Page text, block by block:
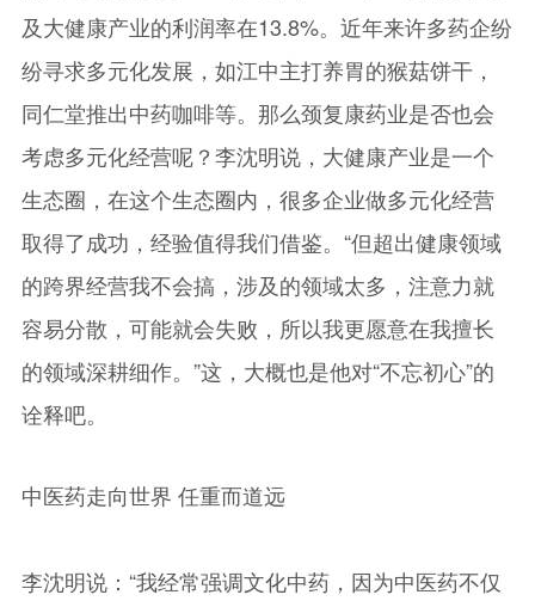
及大健康产业的利润率在13.8%。近年来许多药企纷
纷寻求多元化发展，如江中主打养胃的猴菇饼干，
同仁堂推出中药咖啡等。那么颈复康药业是否也会
考虑多元化经营呢？李沈明说，大健康产业是一个
生态圈，在这个生态圈内，很多企业做多元化经营
取得了成功，经验值得我们借鉴。“但超出健康领域
的跨界经营我不会搞，涉及的领域太多，注意力就
容易分散，可能就会失败，所以我更愿意在我擅长
的领域深耕细作。”这，大概也是他对“不忘初心”的
诠释吧。
中医药走向世界 任重而道远
李沈明说：“我经常强调文化中药，因为中医药不仅